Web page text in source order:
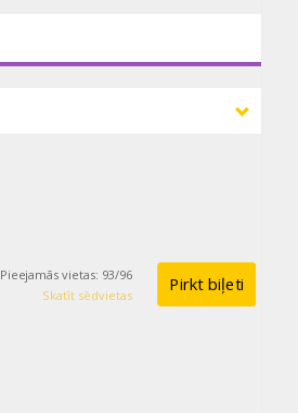
Pieejamās vietas: 93/96
Skatīt sēdvietas
Pirkt biļeti